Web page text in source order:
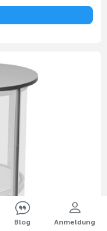
Blog Anmeldung